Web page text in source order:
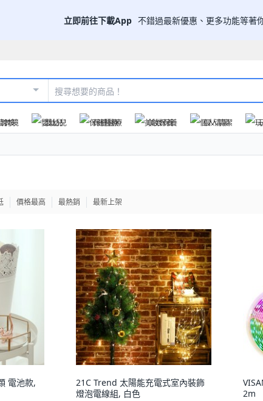
立即前往下載App 不錯過最新優惠、更多功能等著
跨境 嬰幼兒 保健醫療 美妝保養 個人清潔
價格最高 最熱銷 最新上架
電池款,
21C Trend 太陽能充電式室內裝飾
燈泡電線組, 白色
2m